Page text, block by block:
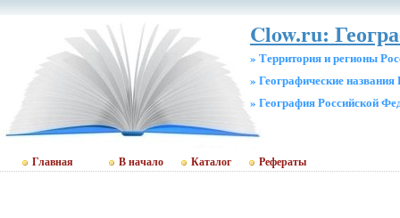
Clow.ru:
» Территория и регионы
» Географические названия
» География Российской
Главная В начало Каталог Рефераты